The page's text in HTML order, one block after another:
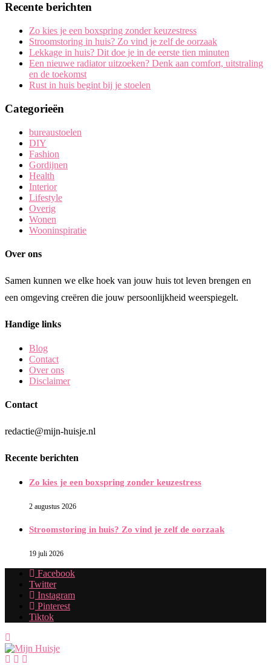
Recente berichten
Zo kies je een boxspring zonder keuzestress
Stroomstoring in huis? Zo vind je zelf de oorzaak
Lekkage in huis? Dit doe je in de eerste tien minuten
Een nieuwe radiator uitzoeken? Denk aan comfort, uitstraling
en de toekomst
Rust in huis begint bij je stoelen
Categorieën
bureaustoelen
DIY
Fashion
Gordijnen
Health
Interior
Lifestyle
Overig
Wonen
Wooninspiratie
Over ons
Samen kunnen we elke hoek van jouw huis tot leven brengen en
een omgeving creëren die jouw persoonlijkheid weerspiegelt.
Handige links
Blog
Contact
Over ons
Disclaimer
Contact
redactie@mijn-huisje.nl
Recente berichten
Zo kies je een boxspring zonder keuzestress
2 augustus 2026
Stroomstoring in huis? Zo vind je zelf de oorzaak
19 juli 2026
Facebook
Twitter
Instagram
Pinterest
Tiktok